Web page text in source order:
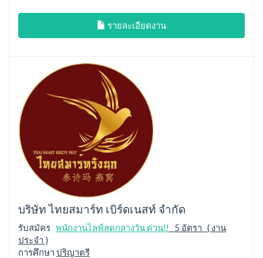
รายละเอียดงาน
บริษัท ไทยสมาร์ท เบิร์ดเนสท์ จำกัด
รับสมัคร พนักงานไลฟ์สดกลางวัน ด่วน!!
5 อัตรา ( งาน
ประจำ )
การศึกษา ปริญาตรี